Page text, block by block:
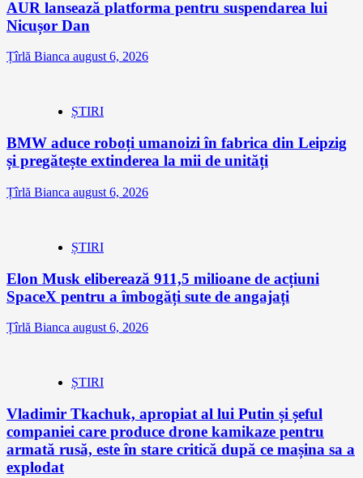
AUR lansează platforma pentru suspendarea lui
Nicușor Dan
Țîrlă Bianca august 6, 2026
ȘTIRI
BMW aduce roboți umanoizi în fabrica din Leipzig
și pregătește extinderea la mii de unități
Țîrlă Bianca august 6, 2026
ȘTIRI
Elon Musk eliberează 911,5 milioane de acțiuni
SpaceX pentru a îmbogăți sute de angajați
Țîrlă Bianca august 6, 2026
ȘTIRI
Vladimir Tkachuk, apropiat al lui Putin și șeful
companiei care produce drone kamikaze pentru
armată rusă, este în stare critică după ce mașina sa a
explodat